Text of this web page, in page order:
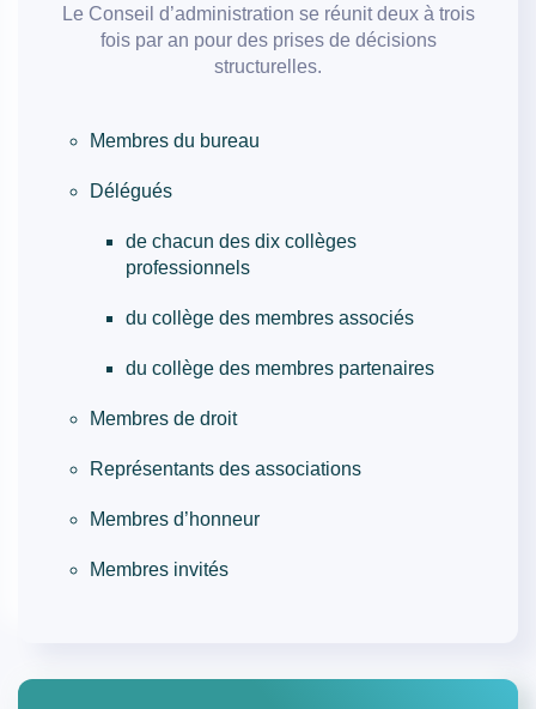
Le Conseil d’administration se réunit deux à trois
fois par an pour des prises de décisions
structurelles.
Membres du bureau
Délégués
de chacun des dix collèges
professionnels
du collège des membres associés
du collège des membres partenaires
Membres de droit
Représentants des associations
Membres d’honneur
Membres invités